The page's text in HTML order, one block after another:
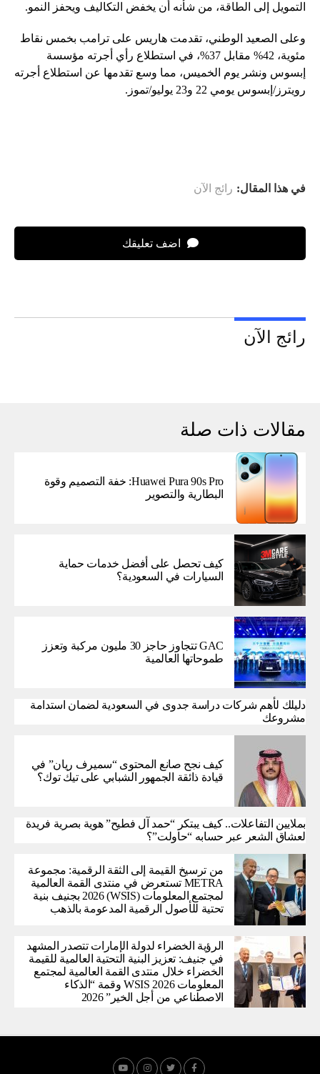
التمويل إلى الطاقة، من شأنه أن يخفض التكاليف ويحفز النمو.
وعلى الصعيد الوطني، تقدمت هاريس على ترامب بخمس نقاط
مئوية، 42% مقابل 37%، في استطلاع رأي أجرته مؤسسة
إبسوس ونشر يوم الخميس، مما وسع تقدمها عن استطلاع أجرته
رويترز/إبسوس يومي 22 و23 يوليو/تموز.
في هذا المقال: رائج الآن
اضف تعليقك
رائج الآن
مقالات ذات صلة
Huawei Pura 90s Pro: خفة التصميم وقوة
البطارية والتصوير
كيف تحصل على أفضل خدمات حماية
السيارات في السعودية؟
GAC تتجاوز حاجز 30 مليون مركبة وتعزز
طموحاتها العالمية
دليلك لأهم شركات دراسة جدوى في السعودية لضمان استدامة
مشروعك
كيف نجح صانع المحتوى “سميرف ريان” في
قيادة ذائقة الجمهور الشبابي على تيك توك؟
بملايين التفاعلات.. كيف يبتكر “حمد آل فطيح” هوية بصرية فريدة
لعشاق الشعر عبر حسابه “حاولت”؟
من ترسيخ القيمة إلى الثقة الرقمية: مجموعة
METRA تستعرض في منتدى القمة العالمية
لمجتمع المعلومات (WSIS) 2026 بجنيف بنية
تحتية للأصول الرقمية المدعومة بالذهب
الرؤية الخضراء لدولة الإمارات تتصدر المشهد
في جنيف: تعزيز البنية التحتية العالمية للقيمة
الخضراء خلال منتدى القمة العالمية لمجتمع
المعلومات WSIS 2026 وقمة “الذكاء
الاصطناعي من أجل الخير” 2026